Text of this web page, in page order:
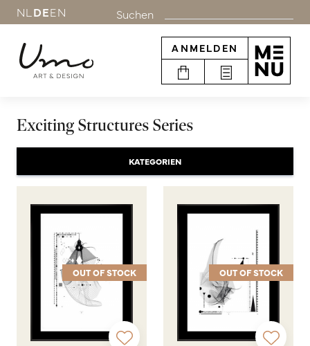
NL DEEN Suchen
ANMELDEN
Exciting Structures Series
KATEGORIEN
OUT OF STOCK OUT OF STOCK